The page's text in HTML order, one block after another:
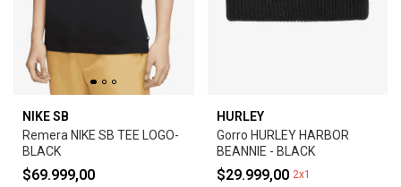
NIKE SB
Remera NIKE SB TEE LOGO-
BLACK
$69.999,00
HURLEY
Gorro HURLEY HARBOR
BEANNIE - BLACK
$29.999,00 2x1